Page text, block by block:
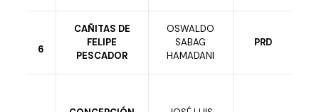
6
CAÑITAS DE
FELIPE
PESCADOR
OSWALDO
SABAG
HAMADANI
PRD